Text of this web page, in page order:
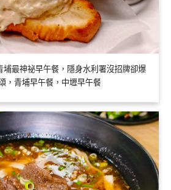
埔最神祕早午餐，隱身水利署沒招牌卻爆
，青埔早午餐，中壢早午餐